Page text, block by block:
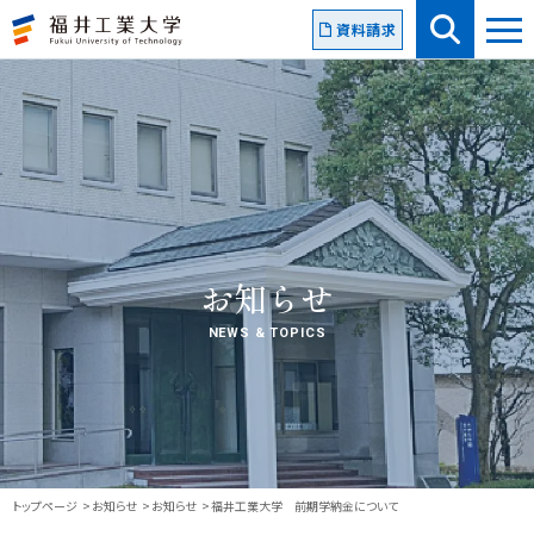
資料請求
お知らせ
NEWS & TOPICS
トップページ お知らせ お知らせ 福井工業大学 前期学納金について